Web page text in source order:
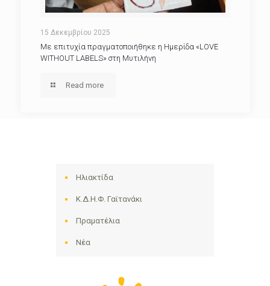
15 Δεκεμβρίου 2025
Με επιτυχία πραγματοποιήθηκε η Ημερίδα «LOVE
WITHOUT LABELS» στη Μυτιλήνη
Read more
Ηλιακτίδα
Κ.Δ.Η.Φ. Γαϊτανάκι
Πραματέλια
Νέα